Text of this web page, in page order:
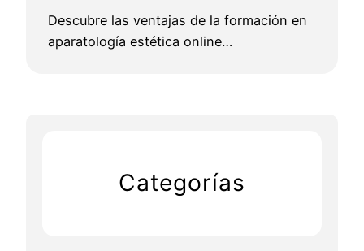
Descubre las ventajas de la formación en
aparatología estética online…
Categorías